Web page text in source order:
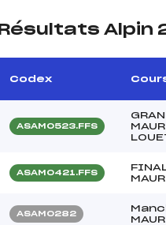
Résultats Alpin
Codex
ASAM0523.FFS
ASAM0421.FFS
ASAM0282